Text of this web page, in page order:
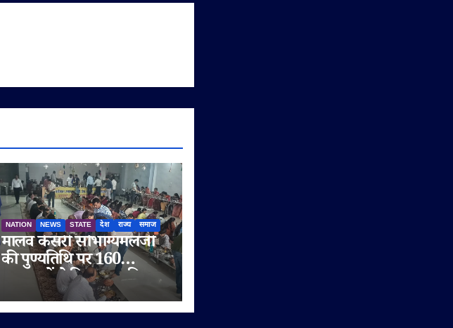
NATION NEWS STATE देश राज्य समाज
मालव केसरी सौभाग्यमलजी
की पुण्यतिथि पर 160
आराधकों ने किया सामूहिक
एकासन, तप-आराधना से गूंजा
चतुर्विध संघ